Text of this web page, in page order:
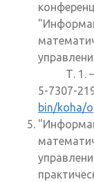
Т. 1. —
5-7307-
bin/koha/